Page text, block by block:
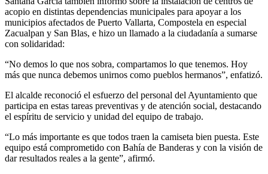
acopio en distintas dependencias municipales para apoyar a los
municipios afectados de Puerto Vallarta, Compostela en especial
Zacualpan y San Blas, e hizo un llamado a la ciudadanía a sumarse
con solidaridad:
“No demos lo que nos sobra, compartamos lo que tenemos. Hoy
más que nunca debemos unirnos como pueblos hermanos”, enfatizó.
El alcalde reconoció el esfuerzo del personal del Ayuntamiento que
participa en estas tareas preventivas y de atención social, destacando
el espíritu de servicio y unidad del equipo de trabajo.
“Lo más importante es que todos traen la camiseta bien puesta. Este
equipo está comprometido con Bahía de Banderas y con la visión de
dar resultados reales a la gente”, afirmó.